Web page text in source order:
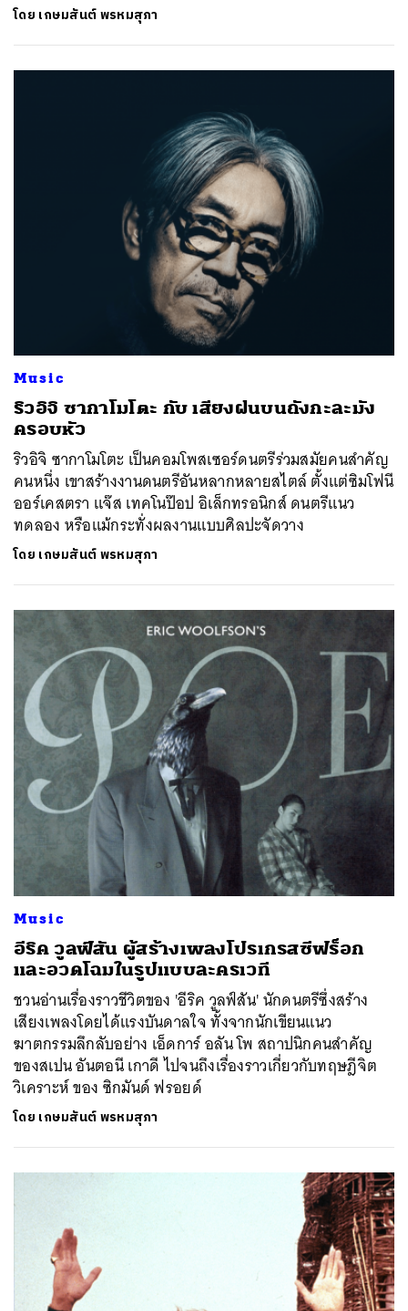
โดย เกษมสันต์ พรหมสุภา
Music
ริวอิจิ ซากาโมโตะ กับ เสียงฝนบนถังกะละมัง
ครอบหัว
ริวอิจิ ซากาโมโตะ เป็นคอมโพสเซอร์ดนตรีร่วมสมัยคนสำคัญ
คนหนึ่ง เขาสร้างงานดนตรีอันหลากหลายสไตล์ ตั้งแต่ซิมโฟนี
ออร์เคสตรา แจ๊ส เทคโนป๊อป อิเล็กทรอนิกส์ ดนตรีแนว
ทดลอง หรือแม้กระทั่งผลงานแบบศิลปะจัดวาง
โดย เกษมสันต์ พรหมสุภา
Music
อีริค วูลฟ์สัน ผู้สร้างเพลงโปรเกรสซีฟร็อก
และอวดโฉมในรูปแบบละครเวที
ชวนอ่านเรื่องราวชีวิตของ 'อีริค วูลฟ์สัน' นักดนตรีซึ่งสร้าง
เสียงเพลงโดยได้แรงบันดาลใจ ทั้งจากนักเขียนแนว
ฆาตกรรมลึกลับอย่าง เอ็ดการ์ อลัน โพ สถาปนิกคนสำคัญ
ของสเปน อันตอนี เกาดี ไปจนถึงเรื่องราวเกี่ยวกับทฤษฎีจิต
วิเคราะห์ ของ ซิกมันด์ ฟรอยด์
โดย เกษมสันต์ พรหมสุภา